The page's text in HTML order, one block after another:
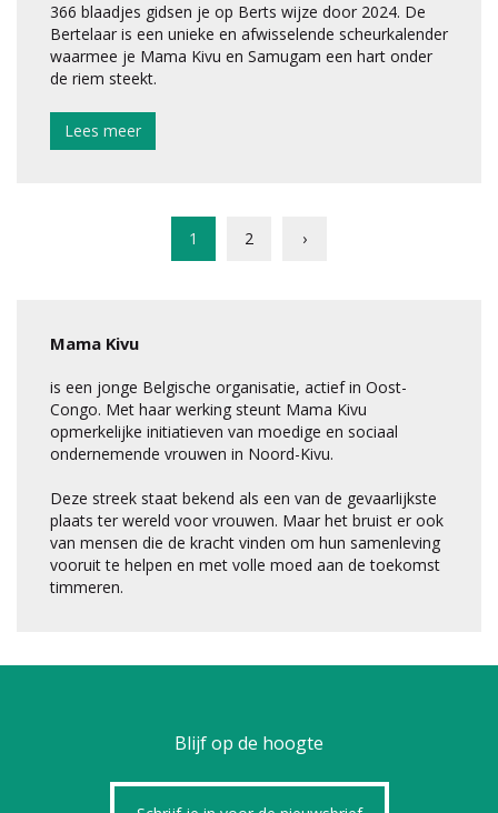
366 blaadjes gidsen je op Berts wijze door 2024. De
Bertelaar is een unieke en afwisselende scheurkalender
waarmee je Mama Kivu en Samugam een hart onder
de riem steekt.
Lees meer
1 2 ›
Mama Kivu
is een jonge Belgische organisatie, actief in Oost-
Congo. Met haar werking steunt Mama Kivu
opmerkelijke initiatieven van moedige en sociaal
ondernemende vrouwen in Noord-Kivu.
Deze streek staat bekend als een van de gevaarlijkste
plaats ter wereld voor vrouwen. Maar het bruist er ook
van mensen die de kracht vinden om hun samenleving
vooruit te helpen en met volle moed aan de toekomst
timmeren.
Blijf op de hoogte